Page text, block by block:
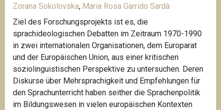
Zorana Sokolovska, Maria Rosa Garrido Sardà
Ziel des Forschungsprojekts ist es, die
sprachideologischen Debatten im Zeitraum 1970-1990
in zwei internationalen Organisationen, dem Europarat
und der Europäischen Union, aus einer kritischen
soziolinguistischen Perspektive zu untersuchen. Deren
Diskurse über Mehrsprachigkeit und Empfehlungen für
den Sprachunterricht haben seither die Sprachenpolitik
im Bildungswesen in vielen europäischen Kontexten